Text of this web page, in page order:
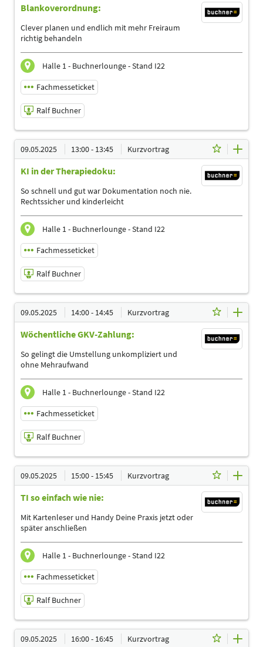
Referent
Sprache
Deutsch
Themen
Ergotherapeuten | Heilpraktiker | Logopäden,
Podologen
Blankoverordnung:
Clever planen und endlich mit mehr Freiraum
richtig behandeln
Halle 1 - Buchnerlounge - Stand I22
Fachmesseticket
Ralf Buchner
09.05.2025 | 12:00 - 12:45
Ralf Buchner
Referent
Sprache
Deutsch
Themen
Ergotherapeuten | Heilpraktiker | Logopäden,
Podologen
09.05.2025 13:00 - 13:45 Kurzvortrag
KI in der Therapiedoku:
So schnell und gut war Dokumentation noch nie.
Rechtssicher und kinderleicht
Halle 1 - Buchnerlounge - Stand I22
Fachmesseticket
Ralf Buchner
09.05.2025 | 13:00 - 13:45
Ralf Buchner
Referent
Sprache
Deutsch
Themen
Ergotherapeuten | Heilpraktiker | Logopäden,
Podologen
09.05.2025 14:00 - 14:45 Kurzvortrag
Wöchentliche GKV-Zahlung:
So gelingt die Umstellung unkompliziert und
ohne Mehraufwand
Halle 1 - Buchnerlounge - Stand I22
Fachmesseticket
Ralf Buchner
09.05.2025 | 14:00 - 14:45
Ralf Buchner
Referent
Sprache
Deutsch
Themen
Ergotherapeuten | Heilpraktiker | Logopäden,
Podologen | Sporttherapeuten
09.05.2025 15:00 - 15:45 Kurzvortrag
TI so einfach wie nie:
Mit Kartenleser und Handy Deine Praxis jetzt oder
später anschließen
Halle 1 - Buchnerlounge - Stand I22
Fachmesseticket
Ralf Buchner
09.05.2025 | 15:00 - 15:45
09.05.2025 16:00 - 16:45 Kurzvortrag